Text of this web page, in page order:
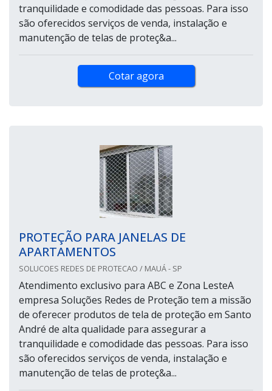
tranquilidade e comodidade das pessoas. Para isso
são oferecidos serviços de venda, instalação e
manutenção de telas de proteç&a...
Cotar agora
PROTEÇÃO PARA JANELAS DE
APARTAMENTOS
SOLUCOES REDES DE PROTECAO / MAUÁ - SP
Atendimento exclusivo para ABC e Zona LesteA
empresa Soluções Redes de Proteção tem a missão
de oferecer produtos de tela de proteção em Santo
André de alta qualidade para assegurar a
tranquilidade e comodidade das pessoas. Para isso
são oferecidos serviços de venda, instalação e
manutenção de telas de proteç&a...